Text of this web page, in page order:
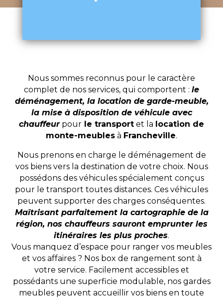
Nous sommes reconnus pour le caractère
complet de nos services, qui comportent : le
déménagement, la location de garde-meuble,
la mise à disposition de véhicule avec
chauffeurpour le transport et la location de
monte-meubles à Francheville.
Nous prenons en charge le déménagement de
vos biens vers la destination de votre choix. Nous
possédons des véhicules spécialement conçus
pour le transport toutes distances. Ces véhicules
peuvent supporter des charges conséquentes.
Maîtrisant parfaitement la cartographie de la
région, nos chauffeurs sauront emprunter les
itinéraires les plus proches.
Vous manquez d’espace pour ranger vos meubles
et vos affaires ? Nos box de rangement sont à
votre service. Facilement accessibles et
possédants une superficie modulable, nos gardes
meubles peuvent accueillir vos biens en toute